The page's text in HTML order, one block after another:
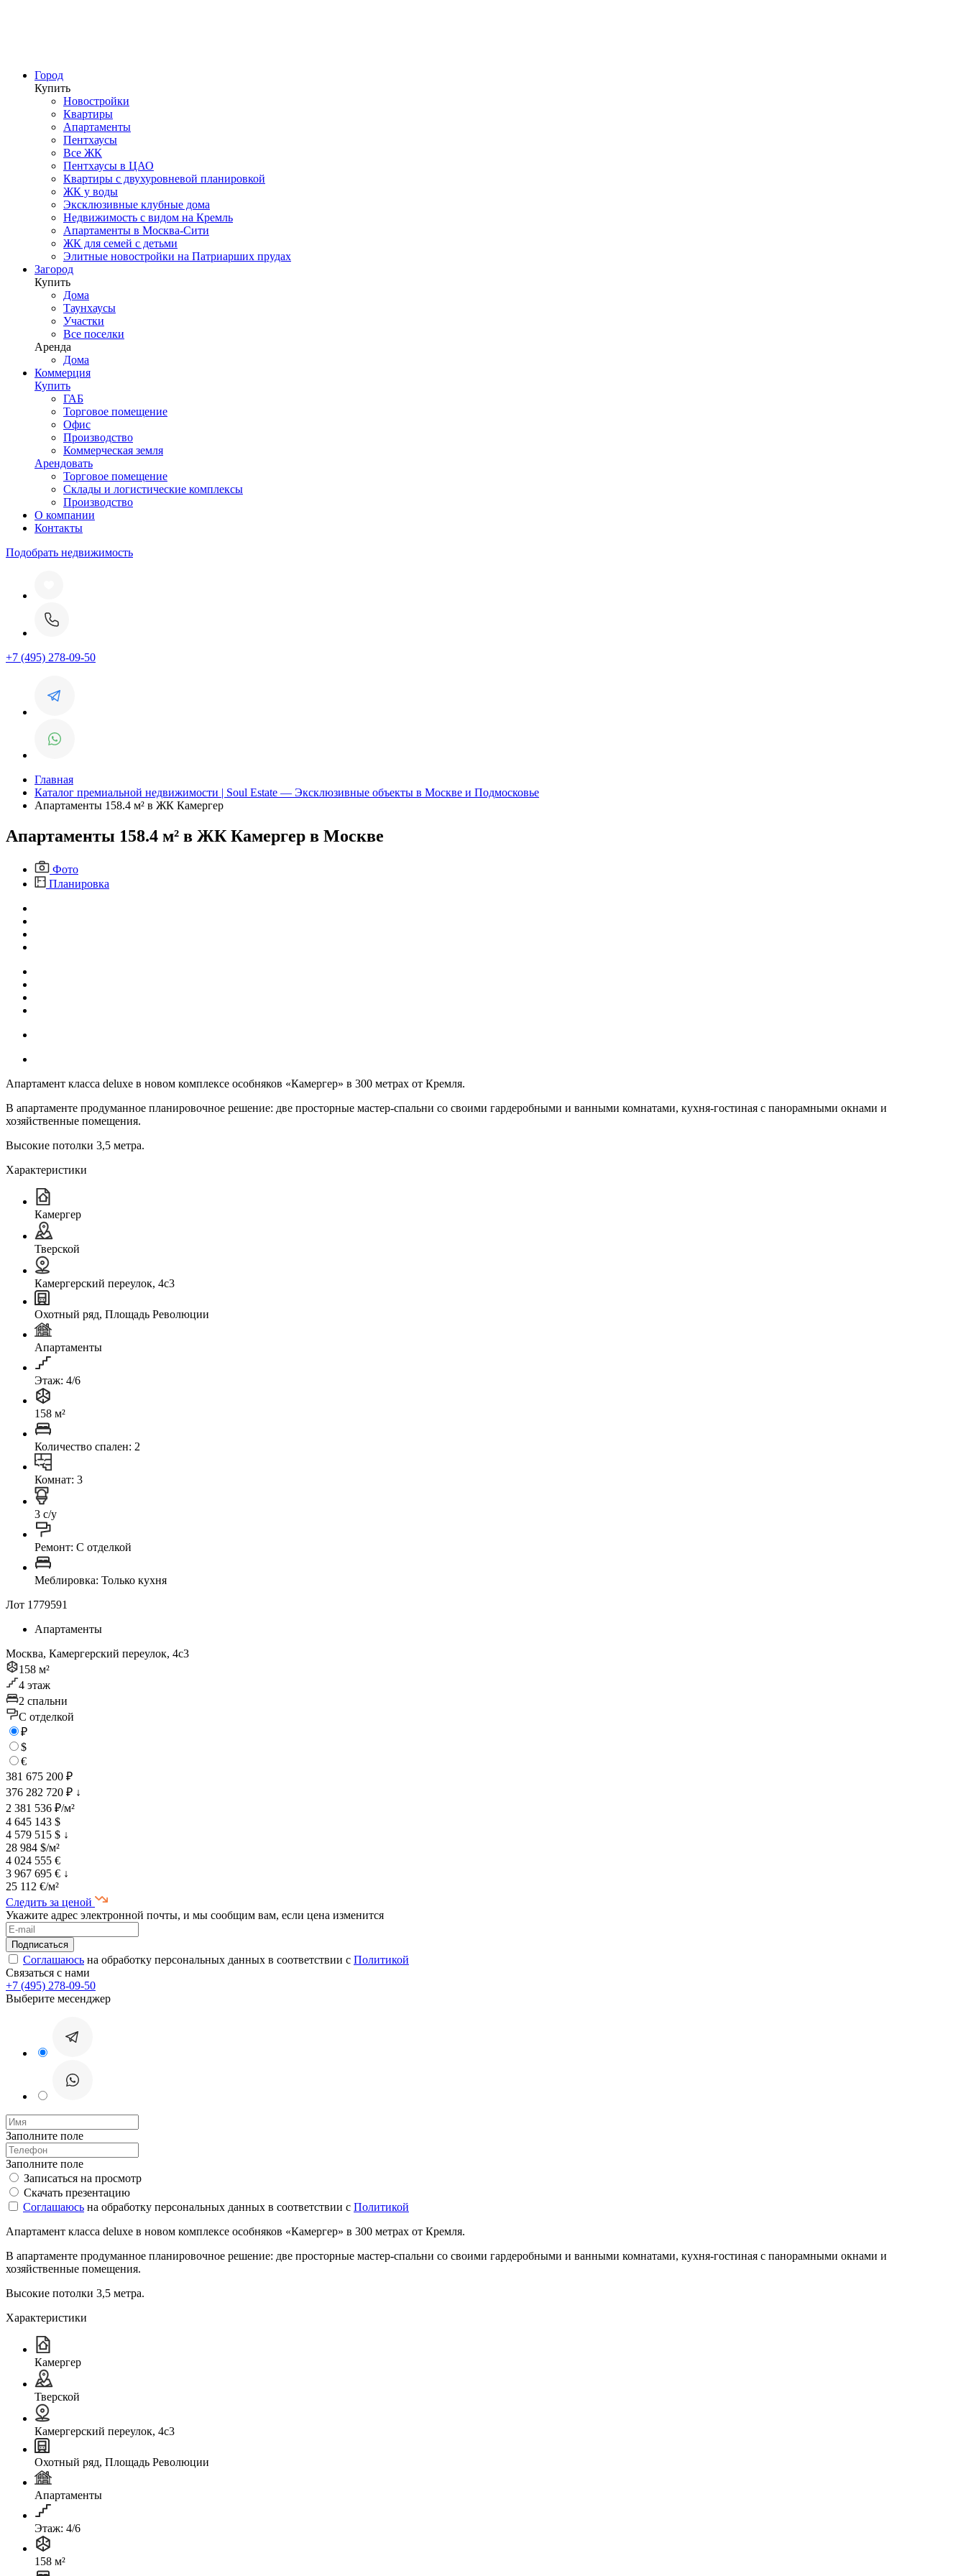
Город
Купить
Новостройки
Квартиры
Апартаменты
Пентхаусы
Все ЖК
Пентхаусы в ЦАО
Квартиры с двухуровневой планировкой
ЖК у воды
Эксклюзивные клубные дома
Недвижимость с видом на Кремль
Апартаменты в Москва-Сити
ЖК для семей с детьми
Элитные новостройки на Патриарших прудах
Загород
Купить
Дома
Таунхаусы
Участки
Все поселки
Аренда
Дома
Коммерция
Купить
ГАБ
Торговое помещение
Офис
Производство
Коммерческая земля
Арендовать
Торговое помещение
Склады и логистические комплексы
Производство
О компании
Контакты
Подобрать недвижимость
+7 (495) 278-09-50
Главная
Каталог премиальной недвижимости | Soul Estate — Эксклюзивные объекты в Москве и Подмосковье
Апартаменты 158.4 м² в ЖК Камергер
Апартаменты 158.4 м² в ЖК Камергер в Москве
Фото
Планировка
Апартамент класса deluxe в новом комплексе особняков «Камергер» в 300 метрах от Кремля.
В апартаменте продуманное планировочное решение: две просторные мастер-спальни со своими гардеробными и ванными комнатами, кухня-гостиная с панорамными окнами и
хозяйственные помещения.
Высокие потолки 3,5 метра.
Характеристики
Камергер
Тверской
Камергерский переулок, 4с3
Охотный ряд, Площадь Революции
Апартаменты
Этаж: 4/6
158 м²
Количество спален: 2
Комнат: 3
3 с/у
Ремонт: C отделкой
Меблировка: Только кухня
Лот 1779591
Апартаменты
Москва, Камергерский переулок, 4с3
158 м²
4 этаж
2 спальни
C отделкой
₽
$
€
381 675 200 ₽
376 282 720 ₽ ↓
2 381 536 ₽/м²
4 645 143 $
4 579 515 $ ↓
28 984 $/м²
4 024 555 €
3 967 695 € ↓
25 112 €/м²
Следить за ценой
Укажите адрес электронной почты, и мы сообщим вам, если цена изменится
Соглашаюсь на обработку персональных данных в соответствии с Политикой
Связаться с нами
+7 (495) 278-09-50
Выберите месенджер
Заполните поле
Заполните поле
Записаться на просмотр
Скачать презентацию
Соглашаюсь на обработку персональных данных в соответствии с Политикой
Апартамент класса deluxe в новом комплексе особняков «Камергер» в 300 метрах от Кремля.
В апартаменте продуманное планировочное решение: две просторные мастер-спальни со своими гардеробными и ванными комнатами, кухня-гостиная с панорамными окнами и
хозяйственные помещения.
Высокие потолки 3,5 метра.
Характеристики
Камергер
Тверской
Камергерский переулок, 4с3
Охотный ряд, Площадь Революции
Апартаменты
Этаж: 4/6
158 м²